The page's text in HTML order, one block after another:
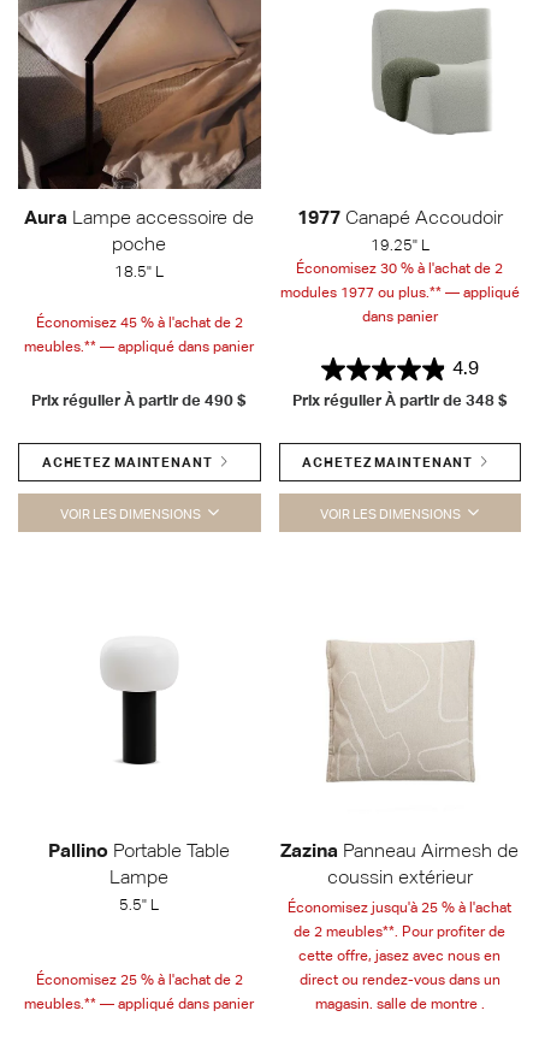
Aura Lampe accessoire de
poche
18.5" L
Économisez 45 % à l'achat de 2
meubles.** — appliqué dans panier
Prix régulier À partir de490 $
ACHETEZ MAINTENANT
VOIR LES DIMENSIONS
1977Canapé Accoudoir
19.25" L
Économisez 30 % à l'achat de 2
modules 1977 ou plus.** — appliqué
dans panier
4.9
Prix régulier À partir de 348 $
ACHETEZ MAINTENANT
VOIR LES DIMENSIONS
Pallino Portable Table
Lampe
5.5" L
Économisez 25 % à l'achat de 2
meubles.** — appliqué dans panier
Zazina Panneau Airmesh de
coussin extérieur
Économisez jusqu'à 25 % à l'achat
de 2 meubles**. Pour profiter de
cette offre, jasez avec nous en
direct ou rendez-vous dans un
magasin. salle de montre .